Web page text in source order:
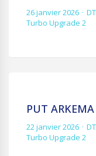
26 janvier 2026
Turbo Upgrade 2
PUT
22 janvier 2026
Turbo Upgrade 2